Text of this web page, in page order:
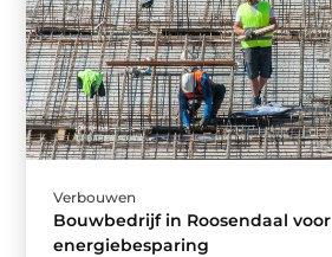
Verbouwen
Bouwbedrijf in Roosendaal voor
energiebesparing